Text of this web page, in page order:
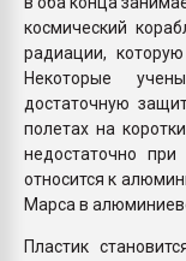
космический
радиации,
Некоторые
достаточную
полетах на
недостаточно
относится к
Марса в
Пластик